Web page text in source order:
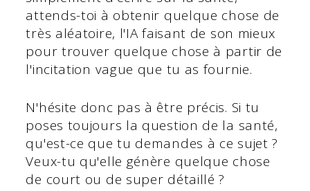
attends-toi à obtenir quelque chose de
très aléatoire, l'IA faisant de son mieux
pour trouver quelque chose à partir de
l'incitation vague que tu as fournie.
N'hésite donc pas à être précis. Si tu
poses toujours la question de la santé,
qu'est-ce que tu demandes à ce sujet ?
Veux-tu qu'elle génère quelque chose
de court ou de super détaillé ?